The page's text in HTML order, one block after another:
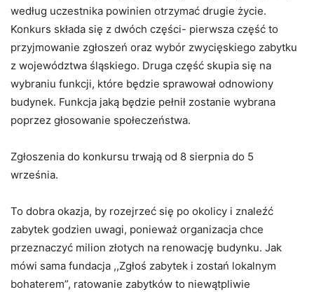
według uczestnika powinien otrzymać drugie życie.
Konkurs składa się z dwóch części- pierwsza część to
przyjmowanie zgłoszeń oraz wybór zwycięskiego zabytku
z województwa śląskiego. Druga część skupia się na
wybraniu funkcji, które będzie sprawował odnowiony
budynek. Funkcja jaką będzie pełnił zostanie wybrana
poprzez głosowanie społeczeństwa.
Zgłoszenia do konkursu trwają od 8 sierpnia do 5
września.
To dobra okazja, by rozejrzeć się po okolicy i znaleźć
zabytek godzien uwagi, ponieważ organizacja chce
przeznaczyć milion złotych na renowację budynku. Jak
mówi sama fundacja ,,Zgłoś zabytek i zostań lokalnym
bohaterem”, ratowanie zabytków to niewątpliwie